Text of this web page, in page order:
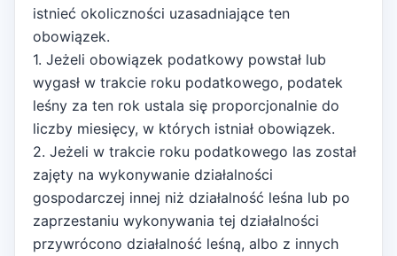
istnieć okoliczności uzasadniające ten
obowiązek.
1. Jeżeli obowiązek podatkowy powstał lub
wygasł w trakcie roku podatkowego, podatek
leśny za ten rok ustala się proporcjonalnie do
liczby miesięcy, w których istniał obowiązek.
2. Jeżeli w trakcie roku podatkowego las został
zajęty na wykonywanie działalności
gospodarczej innej niż działalność leśna lub po
zaprzestaniu wykonywania tej działalności
przywrócono działalność leśną, albo z innych